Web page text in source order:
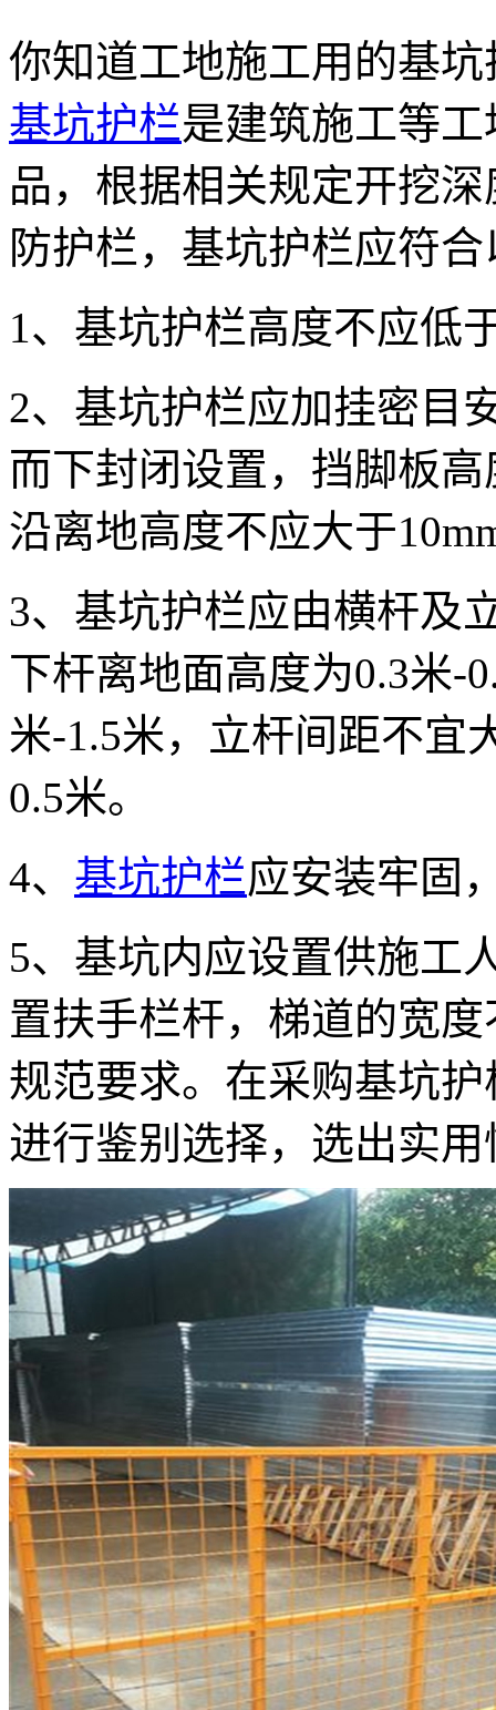
你知道工地施工用的基
基坑护栏是建筑施工等
品，根据相关规定开挖
防护栏，基坑护栏应符
1、基坑护栏高度不应低
2、基坑护栏应加挂密目
而下封闭设置，挡脚板
沿离地高度不应大于
3、基坑护栏应由横杆及
下杆离地面高度为0.3米-
米-1.5米，立杆间距不宜
0.5米。
4、 基坑护栏应安装牢固
5、基坑内应设置供施工
置扶手栏杆，梯道的宽
规范要求。在采购基坑
进行鉴别选择，选出实